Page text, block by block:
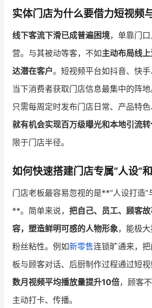
商家社区 社群交流
合作共进
认证服务商 设计服务商
有赞云
实体门店为什么要借力短视频
线下客流下滑已成普遍困境，单靠门
营。与其被动等客，不如主动布局线
达潜在客户。短视频平台如抖音、快手
当下消费者获取门店信息最集中的阵
只需每周定时发布门店日常、产品特色
就有机会实现百万级曝光和本地引流
限于门店半径。
如何快速搭建门店专属“人设”
门店老板最容易忽视的是**“人设打造”
**。简单来说， 把自己、员工、顾客
容，塑造鲜明可感的人物形象，能极
粉丝粘性。例如新零售连锁旷通来，
板与顾客对话、后厨制作过程通过短视
数月视频平均播放量提升10倍，顾客
主动打卡、传播。